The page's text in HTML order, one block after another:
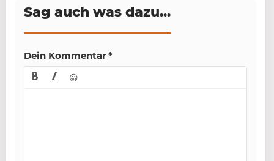
Sag auch was dazu...
Dein Kommentar *
😀